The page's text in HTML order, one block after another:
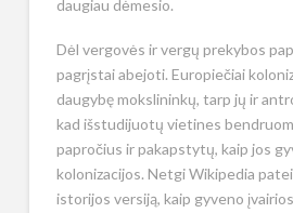
daugiau dėmesio.
Dėl vergovės ir vergų prekybos
pagrįstai abejoti. Europiečiai
daugybę mokslininkų, tarp jų ir
kad išstudijuotų vietines
papročius ir pakapstytų, kaip jos
kolonizacijos. Netgi Wikipedia
istorijos versiją, kaip gyveno